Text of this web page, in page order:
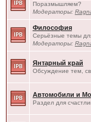
Поразмышляем?
Модераторы:
Философия
Серьёзные темы
Модераторы:
Янтарный край
Обсуждение тем,
Автомобили и
Раздел для